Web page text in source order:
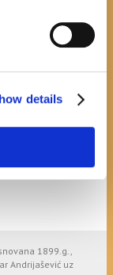
details
1899.g.,
Andrijašević uz